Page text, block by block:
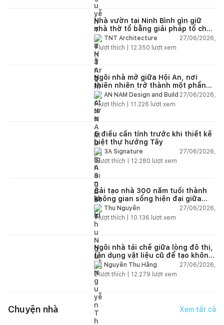
Nhà vườn tại Ninh Bình gìn giữ
nhà thờ tổ bằng giải pháp tổ chức
lại không gian
TNT Architecture
27/06/2026,
1lượt thích | 12.350 lượt xem
Ngôi nhà mở giữa Hội An, nơi
thiên nhiên trở thành một phần
của cuộc sống
AN NAM Design and Build 27/06/2026,
1lượt thích | 11.226 lượt xem
5 điều cần tính trước khi thiết kế
biệt thự hướng Tây
3A Signature
27/06/2026,
2lượt thích | 12.280 lượt xem
Cải tạo nhà 300 năm tuổi thành
không gian sống hiện đại giữa
thiên nhiên
Thu Nguyễn
27/06/2026,
1lượt thích | 10.136 lượt xem
Ngôi nhà tái chế giữa lòng đô thị,
tận dụng vật liệu cũ để tạo không
gian sống linh hoạt
Nguyễn Thu Hằng
27/06/2026,
2lượt thích | 12.279 lượt xem
Chuyện nhà Xem tất cả